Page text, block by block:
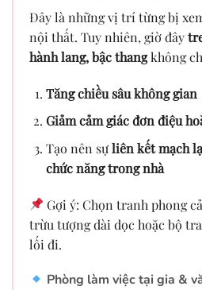
Đây là những vị trí từng bị
nội thất. Tuy nhiên, giờ đây
hành lang, bậc thangkhông
Tăng chiều sâu không gian
Giảm cảm giác đơn điệu
Tạo nên sựliên kết mạch
chức năng trong nhà
Gợi ý: Chọn tranh phong
trừu tượng dài dọc hoặc bộ
lối đi.
Phòng làm việc tại gia &